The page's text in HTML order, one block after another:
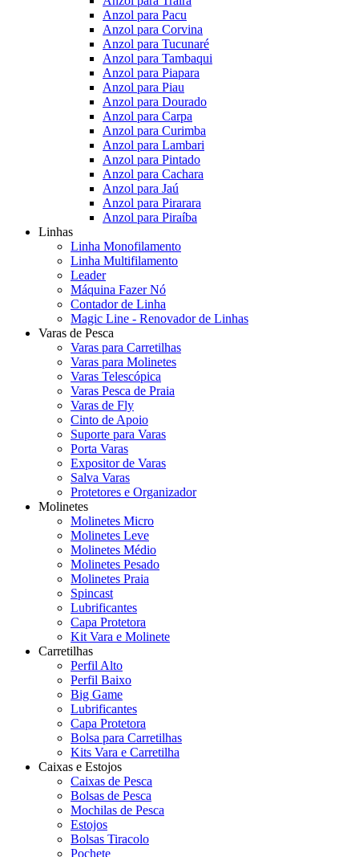
Anzol para Pacu
Anzol para Corvina
Anzol para Tucunaré
Anzol para Tambaqui
Anzol para Piapara
Anzol para Piau
Anzol para Dourado
Anzol para Carpa
Anzol para Curimba
Anzol para Lambari
Anzol para Pintado
Anzol para Cachara
Anzol para Jaú
Anzol para Pirarara
Anzol para Piraíba
Linhas
Linha Monofilamento
Linha Multifilamento
Leader
Máquina Fazer Nó
Contador de Linha
Magic Line - Renovador de Linhas
Varas de Pesca
Varas para Carretilhas
Varas para Molinetes
Varas Telescópica
Varas Pesca de Praia
Varas de Fly
Cinto de Apoio
Suporte para Varas
Porta Varas
Expositor de Varas
Salva Varas
Protetores e Organizador
Molinetes
Molinetes Micro
Molinetes Leve
Molinetes Médio
Molinetes Pesado
Molinetes Praia
Spincast
Lubrificantes
Capa Protetora
Kit Vara e Molinete
Carretilhas
Perfil Alto
Perfil Baixo
Big Game
Lubrificantes
Capa Protetora
Bolsa para Carretilhas
Kits Vara e Carretilha
Caixas e Estojos
Caixas de Pesca
Bolsas de Pesca
Mochilas de Pesca
Estojos
Bolsas Tiracolo
Pochete